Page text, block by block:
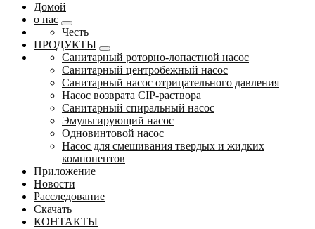
Домой
о нас
Честь
ПРОДУКТЫ
Санитарный роторно-лопастной насос
Санитарный центробежный насос
Санитарный насос отрицательного давления
Насос возврата CIP-раствора
Санитарный спиральный насос
Эмульгирующий насос
Одновинтовой насос
Насос для смешивания твердых и жидких
компонентов
Приложение
Новости
Расследование
Скачать
КОНТАКТЫ